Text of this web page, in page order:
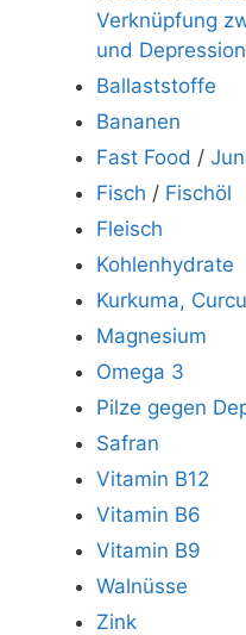
Verknüpfung
und Depression
Ballaststoffe
Bananen
Fast Food /
Fisch / Fischöl
Fleisch
Kohlenhydrate
Kurkuma,
Magnesium
Omega 3
Pilze gegen
Safran
Vitamin B12
Vitamin B6
Vitamin B9
Walnüsse
Zink